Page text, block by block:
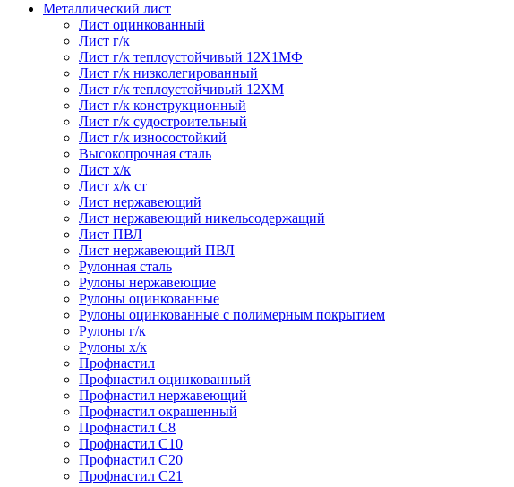
Металлический лист
Лист оцинкованный
Лист г/к
Лист г/к теплоустойчивый 12Х1МФ
Лист г/к низколегированный
Лист г/к теплоустойчивый 12ХМ
Лист г/к конструкционный
Лист г/к судостроительный
Лист г/к износостойкий
Высокопрочная сталь
Лист х/к
Лист х/к ст
Лист нержавеющий
Лист нержавеющий никельсодержащий
Лист ПВЛ
Лист нержавеющий ПВЛ
Рулонная сталь
Рулоны нержавеющие
Рулоны оцинкованные
Рулоны оцинкованные с полимерным покрытием
Рулоны г/к
Рулоны х/к
Профнастил
Профнастил оцинкованный
Профнастил нержавеющий
Профнастил окрашенный
Профнастил С8
Профнастил С10
Профнастил С20
Профнастил С21